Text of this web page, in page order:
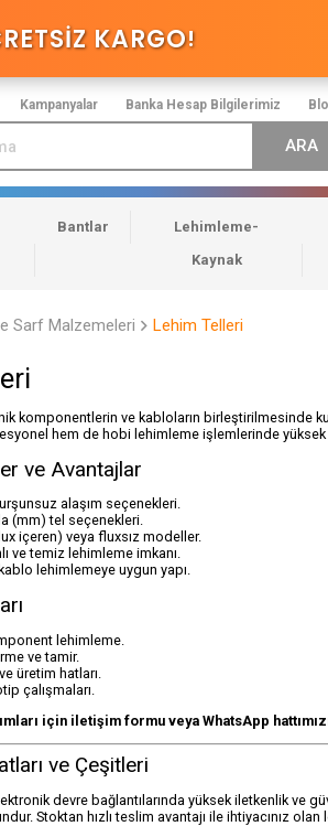
Kampanyalar Banka Hesap Bilgilerimiz
KARGO!
Bantlar
Lehimleme-
Kaynak
Sarf Malzemeleri Lehim Telleri
komponentlerin ve kabloların birleştirilmesinde
hem de hobi lehimleme işlemlerinde
ve Avantajlar
alaşım seçenekleri.
(mm) tel seçenekleri.
içeren) veya fluxsız modeller.
ve temiz lehimleme imkanı.
lehimlemeye uygun yapı.
lehimleme.
ve tamir.
üretim hatları.
çalışmaları.
için iletişim formu veya WhatsApp
ve Çeşitleri
devre bağlantılarında yüksek iletkenlik ve
Stoktan hızlı teslim avantajı ile ihtiyacınız